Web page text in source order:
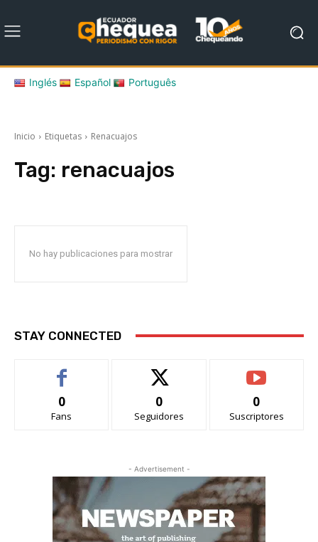
Inglés Español Português
Inicio Etiquetas Renacuajos
Tag: renacuajos
No hay publicaciones para mostrar
STAY CONNECTED
0
Fans
0
Seguidores
0
Suscriptores
- Advertisement -